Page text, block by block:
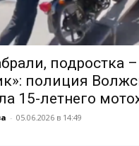
подростка
полиция
15-летнего
- 05.06.2026 в 14:49